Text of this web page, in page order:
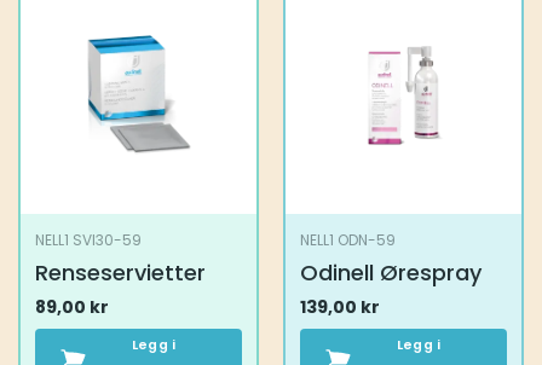
NELL1 SVI30-59
Renseservietter
89,00 kr
Legg i
NELL1 ODN-59
Odinell Ørespray
139,00 kr
Legg i